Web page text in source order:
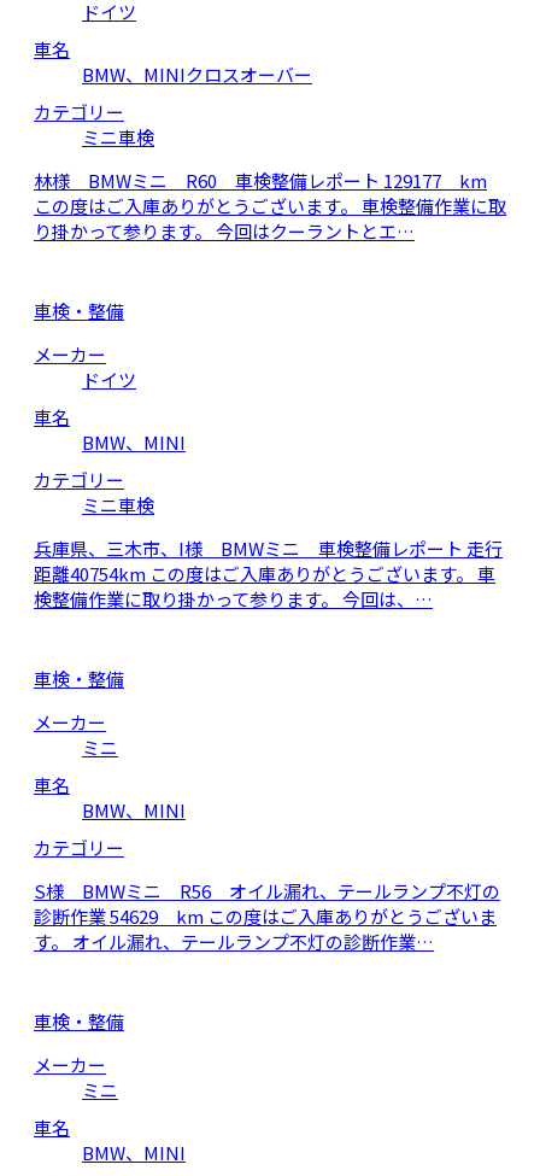
ドイツ
車名
BMW、MINIクロスオーバー
カテゴリー
ミニ車検
林様 BMWミニ R60 車検整備レポート 129177 km
この度はご入庫ありがとうございます。 車検整備作業に取
り掛かって参ります。 今回はクーラントとエ…
車検・整備
メーカー
ドイツ
車名
BMW、MINI
カテゴリー
ミニ車検
兵庫県、三木市、I様 BMWミニ 車検整備レポート 走行
距離40754km この度はご入庫ありがとうございます。 車
検整備作業に取り掛かって参ります。 今回は、…
車検・整備
メーカー
ミニ
車名
BMW、MINI
カテゴリー
S様 BMWミニ R56 オイル漏れ、テールランプ不灯の
診断作業 54629 km この度はご入庫ありがとうございま
す。 オイル漏れ、テールランプ不灯の診断作業…
車検・整備
メーカー
ミニ
車名
BMW、MINI